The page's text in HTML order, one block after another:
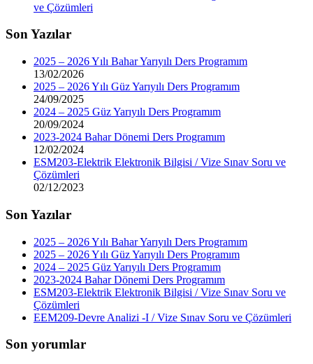
ve Çözümleri
Son Yazılar
2025 – 2026 Yılı Bahar Yarıyılı Ders Programım
13/02/2026
2025 – 2026 Yılı Güz Yarıyılı Ders Programım
24/09/2025
2024 – 2025 Güz Yarıyılı Ders Programım
20/09/2024
2023-2024 Bahar Dönemi Ders Programım
12/02/2024
ESM203-Elektrik Elektronik Bilgisi / Vize Sınav Soru ve
Çözümleri
02/12/2023
Son Yazılar
2025 – 2026 Yılı Bahar Yarıyılı Ders Programım
2025 – 2026 Yılı Güz Yarıyılı Ders Programım
2024 – 2025 Güz Yarıyılı Ders Programım
2023-2024 Bahar Dönemi Ders Programım
ESM203-Elektrik Elektronik Bilgisi / Vize Sınav Soru ve
Çözümleri
EEM209-Devre Analizi -I / Vize Sınav Soru ve Çözümleri
Son yorumlar